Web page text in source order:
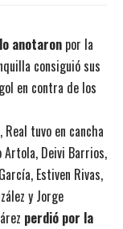
anotaron por la
consiguió sus
en contra de los
tuvo en cancha
Artola, Deivi Barrios,
Estiven Rivas,
y Jorge
perdió por la